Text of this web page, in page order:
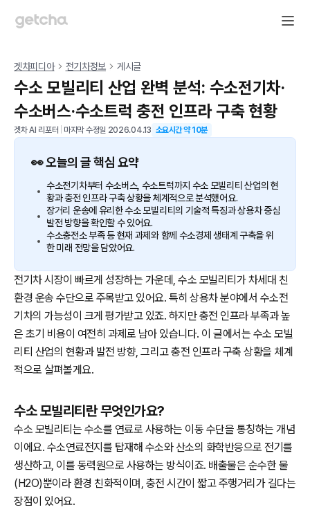
겟차피디아 전기차정보 게시글
수소 모빌리티 산업 완벽 분석: 수소전기차·
수소버스·수소트럭 충전 인프라 구축 현황
겟차 AI 리포터 마지막 수정일 2026.04.13 소요시간 약10분
👀 오늘의 글 핵심 요약
수소전기차부터 수소버스, 수소트럭까지 수소 모빌리티 산업의 현
황과 충전 인프라 구축 상황을 체계적으로 분석했어요.
장거리 운송에 유리한 수소 모빌리티의 기술적 특징과 상용차 중심
발전 방향을 확인할 수 있어요.
수소충전소 부족 등 현재 과제와 함께 수소경제 생태계 구축을 위
한 미래 전망을 담았어요.
전기차 시장이 빠르게 성장하는 가운데, 수소 모빌리티가 차세대 친
환경 운송 수단으로 주목받고 있어요. 특히 상용차 분야에서 수소전
기차의 가능성이 크게 평가받고 있죠. 하지만 충전 인프라 부족과 높
은 초기 비용이 여전히 과제로 남아 있습니다. 이 글에서는 수소 모빌
리티 산업의 현황과 발전 방향, 그리고 충전 인프라 구축 상황을 체계
적으로 살펴볼게요.
수소 모빌리티란 무엇인가요?
수소 모빌리티는 수소를 연료로 사용하는 이동 수단을 통칭하는 개념
이에요. 수소연료전지를 탑재해 수소와 산소의 화학반응으로 전기를
생산하고, 이를 동력원으로 사용하는 방식이죠. 배출물은 순수한 물
(H2O)뿐이라 환경 친화적이며, 충전 시간이 짧고 주행거리가 길다는
장점이 있어요.